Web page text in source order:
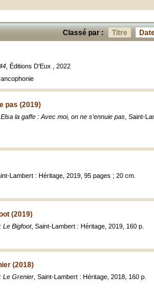
Classé par : Titre
, Éditions D'Eux , 2022
pas (2019)
Elsa la gaffe : Avec moi, on ne s’ennuie pas , Saint-
Lambert : Héritage, 2019, 95 pages ; 20 cm.
(2019)
Le Bigfoot, Saint-Lambert : Héritage, 2019, 160 p.
(2018)
Le Grenier , Saint-Lambert : Héritage, 2018, 160 p.